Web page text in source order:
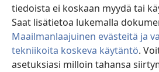
tiedoista ei koskaan myydä tai
Saat lisätietoa lukemalla
Maailmanlaajuinen evästeitä ja
tekniikoita koskeva käytäntö.
asetuksiasi milloin tahansa
Watchtower Library